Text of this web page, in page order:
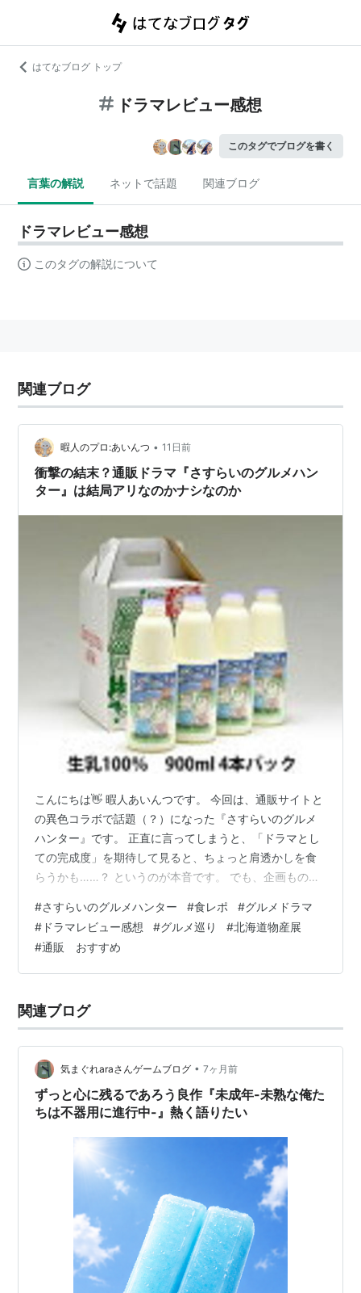
はてなブログ トップ
ドラマレビュー感想
このタグでブログを書く
言葉の解説 ネットで話題 関連ブログ
ドラマレビュー感想
このタグの解説について
関連ブログ
暇人のプロ:あいんつ • 11日前
衝撃の結末？通販ドラマ『さすらいのグルメハン
ター』は結局アリなのかナシなのか
こんにちは👋 暇人あいんつです。 今回は、通販サイトと
の異色コラボで話題（？）になった『さすらいのグルメ
ハンター』です。 正直に言ってしまうと、「ドラマとし
ての完成度」を期待して見ると、ちょっと肩透かしを食
らうかも……？ というのが本音です。 でも、企画ものと
めて正直にレビューしてみます！ 🎭 演出：どうしても拭
えない「学芸会感」 📅 裏話：なぜ急遽「2話」が追加さ
れたのか？ 🍱 物産展：現代の「マンネリ」を体現？ 🍜
ドラマの商品は、今も食べれる？！ 🎭 演出：どうしても
さ」がどうしても気に…
#さすらいのグルメハンター #食レポ #グルメドラマ
# ドラマレビュー感想 #グルメ巡り #北海道物産展
#通販 おすすめ
関連ブログ
気まぐれaraさんゲームブログ • 7ヶ月前
ずっと心に残るであろう良作『未成年-未熟な俺た
ちは不器用に進行中-』熱く語りたい